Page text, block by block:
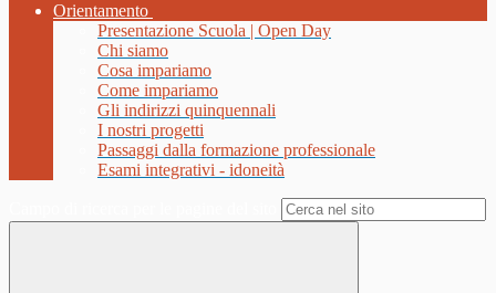
Orientamento
Presentazione Scuola | Open Day
Chi siamo
Cosa impariamo
Come impariamo
Gli indirizzi quinquennali
I nostri progetti
Passaggi dalla formazione professionale
Esami integrativi - idoneità